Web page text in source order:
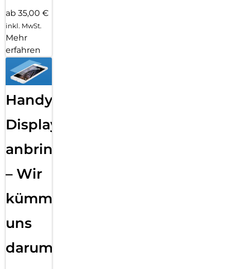
ab 35,00 €
inkl. MwSt.
Mehr
erfahren
Handy
Displayfolie
anbringen
– Wir
kümmern
uns
darum!